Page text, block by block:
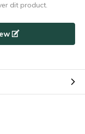
dit product.